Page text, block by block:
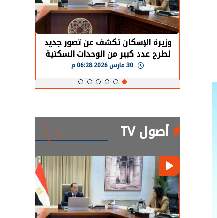
وزيرة الإسكان تكشف عن تصور جديد
لطرح عدد كبير من الوحدات السكنية
بنظام الإيجار
أصول TV